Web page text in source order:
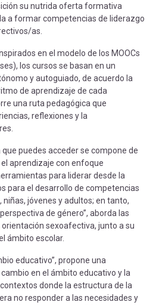
su nutrida oferta formativa
a formar competencias de liderazgo
as.
en el modelo de los MOOCs
los cursos se basan en un
y autoguiado, de acuerdo la
de aprendizaje de cada
una ruta pedagógica que
reflexiones y la
puedes acceder se compone de
aprendizaje con enfoque
para liderar desde la
para el desarrollo de competencias
jóvenes y adultos; en tanto,
de género”, aborda las
sexoafectiva, junto a su
ámbito escolar.
educativo”, propone una
en el ámbito educativo y la
donde la estructura de la
no responder a las necesidades y